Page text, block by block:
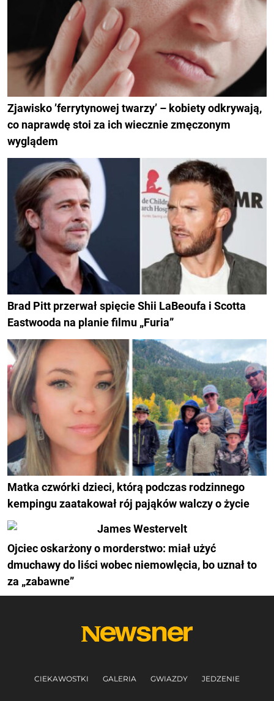
Zjawisko ’ferrytynowej twarzy’ – kobiety odkrywają,
co naprawdę stoi za ich wiecznie zmęczonym
wyglądem
Brad Pitt przerwał spięcie Shii LaBeoufa i Scotta
Eastwooda na planie filmu „Furia”
Matka czwórki dzieci, którą podczas rodzinnego
kempingu zaatakował rój pająków walczy o życie
Ojciec oskarżony o morderstwo: miał użyć
dmuchawy do liści wobec niemowlęcia, bo uznał to
za „zabawne”
CIEKAWOSTKI GALERIA GWIAZDY JEDZENIE